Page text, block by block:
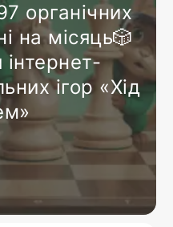
органічних
на місяць🎲
ігор «Хід